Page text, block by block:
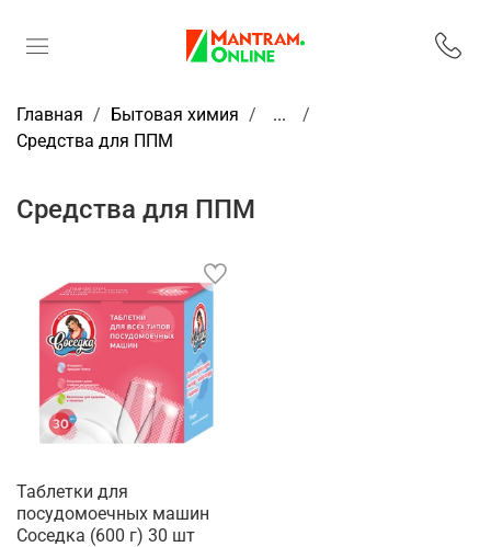
Главная Бытовая химия
...
Средства для ППМ
Средства для ППМ
Таблетки для
посудомоечных машин
Соседка (600 г) 30 шт